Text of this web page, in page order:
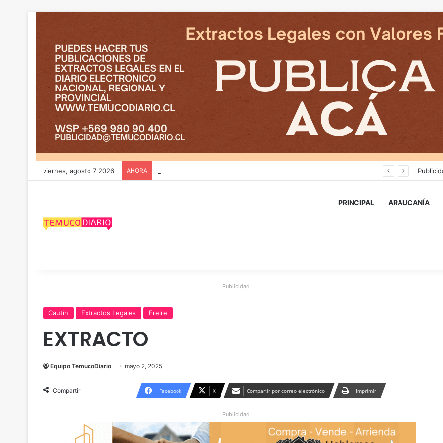
viernes, agosto 7 2026 AHORA
PRINCIPAL ARAUCANÍA
Publicidad
Cautín Extractos Legales Freire
EXTRACTO
Equipo TemucoDiario mayo 2, 2025
Compartir Facebook X Compartir por correo electrónico Imprimir
Publicidad